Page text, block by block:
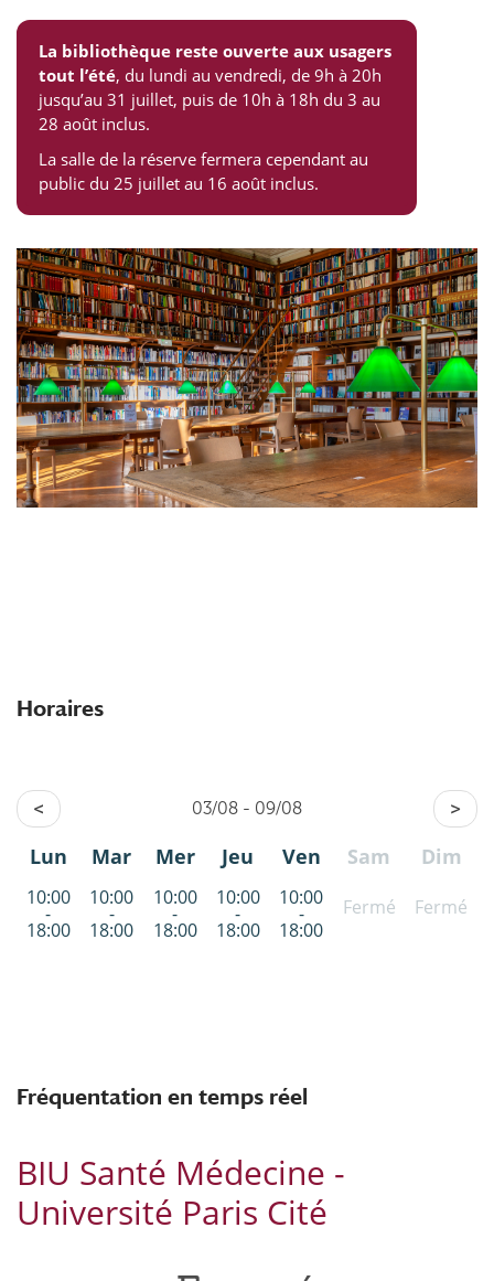
La bibliothèque reste ouverte aux usagers
tout l’été, du lundi au vendredi, de 9h à 20h
jusqu’au 31 juillet, puis de 10h à 18h du 3 au
28 août inclus.
La salle de la réserve fermera cependant au
public du 25 juillet au 16 août inclus.
Horaires
>
< 03/08 - 09/08
Lun
10:00
-
18:00
Mar
10:00
-
18:00
Mer
10:00
-
18:00
Jeu
10:00
-
18:00
Ven
10:00
-
18:00
Sam
Fermé
Dim
Fermé
Fréquentation en temps réel
BIU Santé Médecine -
Université Paris Cité